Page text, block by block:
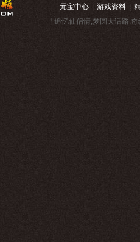
元宝中心 | 游戏资料 |
「追忆仙侣情,梦圆大话路.